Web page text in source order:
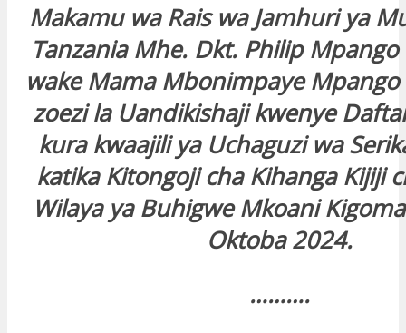
Makamu wa Rais wa Jamhuri ya
Tanzania Mhe. Dkt. Philip
wake Mama Mbonimpaye
zoezi la Uandikishaji kwenye
kura kwaajili ya Uchaguzi wa
katika Kitongoji cha Kihanga Kijiji
Wilaya ya Buhigwe Mkoani
Oktoba 2024.
……….